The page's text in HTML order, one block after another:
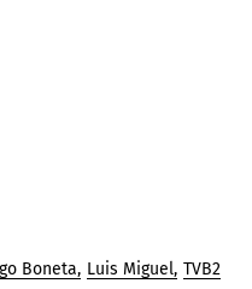
Boneta Luis Miguel TVB2